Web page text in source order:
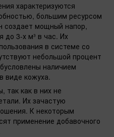
характеризуются
большим ресурсом
создает мощный напор,
до 3-х м³ в час. Их
в системе со
небольшой процент
наличием
виде кожуха.
так как в них не
Их зачастую
К некоторым
применение добавочного